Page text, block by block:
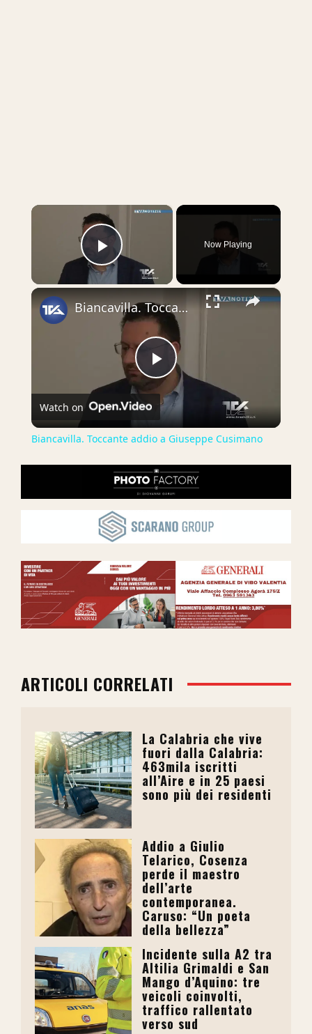
×
Play Video
Now Playing
×
Play
Video
Biancavilla. Toccante addio a Giuseppe Cusimano
Watch on
Biancavilla. Toccante addio a Giuseppe Cusimano
ARTICOLI CORRELATI
La Calabria che vive
fuori dalla Calabria:
463mila iscritti
all’Aire e in 25 paesi
sono più dei residenti
Addio a Giulio
Telarico, Cosenza
perde il maestro
dell’arte
contemporanea.
Caruso: “Un poeta
della bellezza”
Incidente sulla A2 tra
Altilia Grimaldi e San
Mango d’Aquino: tre
veicoli coinvolti,
traffico rallentato
verso sud